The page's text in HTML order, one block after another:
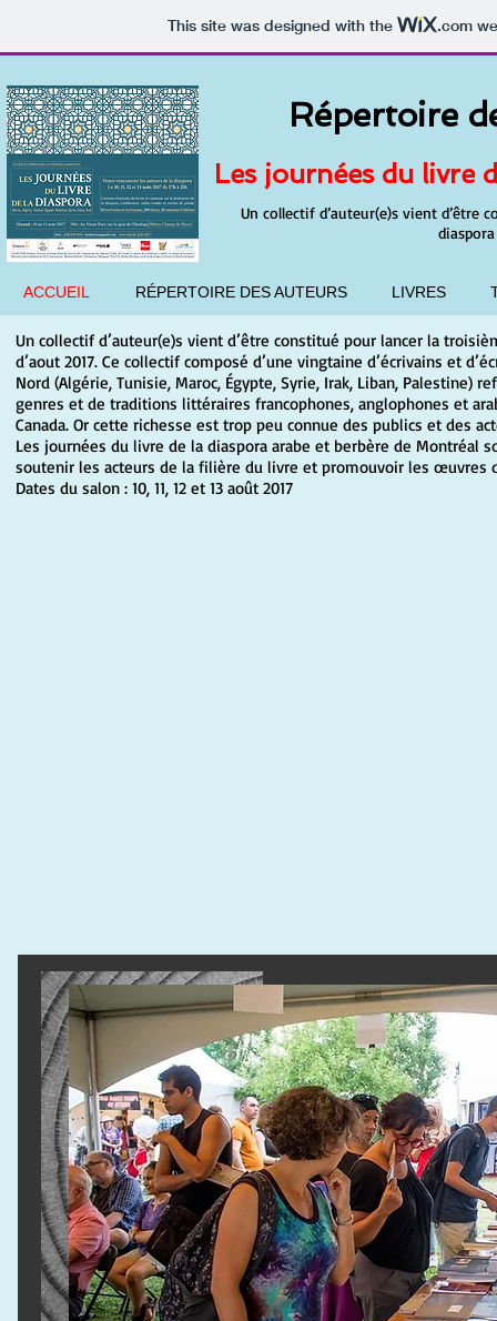
This site was designed with the .com
ACCUEIL RÉPERTOIRE DES AUTEURS LIVRES
Un collectif d’auteur(e)s vient d’être
Les journées du livre
Répertoire
Un collectif d’auteur(e)s vient d’être constitué pour lancer la
d’aout 2017. Ce collectif composé d’une vingtaine d’écrivains et
Nord (Algérie, Tunisie, Maroc, Égypte, Syrie, Irak, Liban, Palestine)
genres et de traditions littéraires francophones, anglophones et
Canada. Or cette richesse est trop peu connue des publics et des
Les journées du livre de la diaspora arabe et berbère de Montréal
soutenir les acteurs de la filière du livre et promouvoir les œuvres
Dates du salon : 10, 11, 12 et 13 août 2017